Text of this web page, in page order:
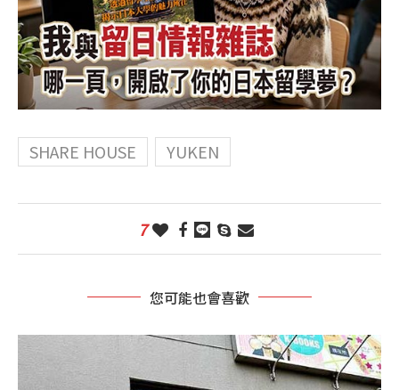
SHARE HOUSE YUKEN
7
您可能也會喜歡